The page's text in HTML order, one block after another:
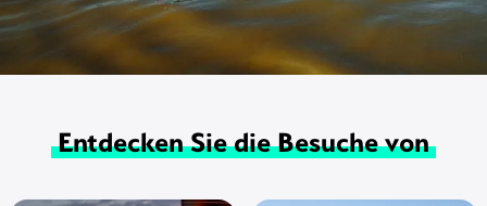
Entdecken Sie die Besuche von